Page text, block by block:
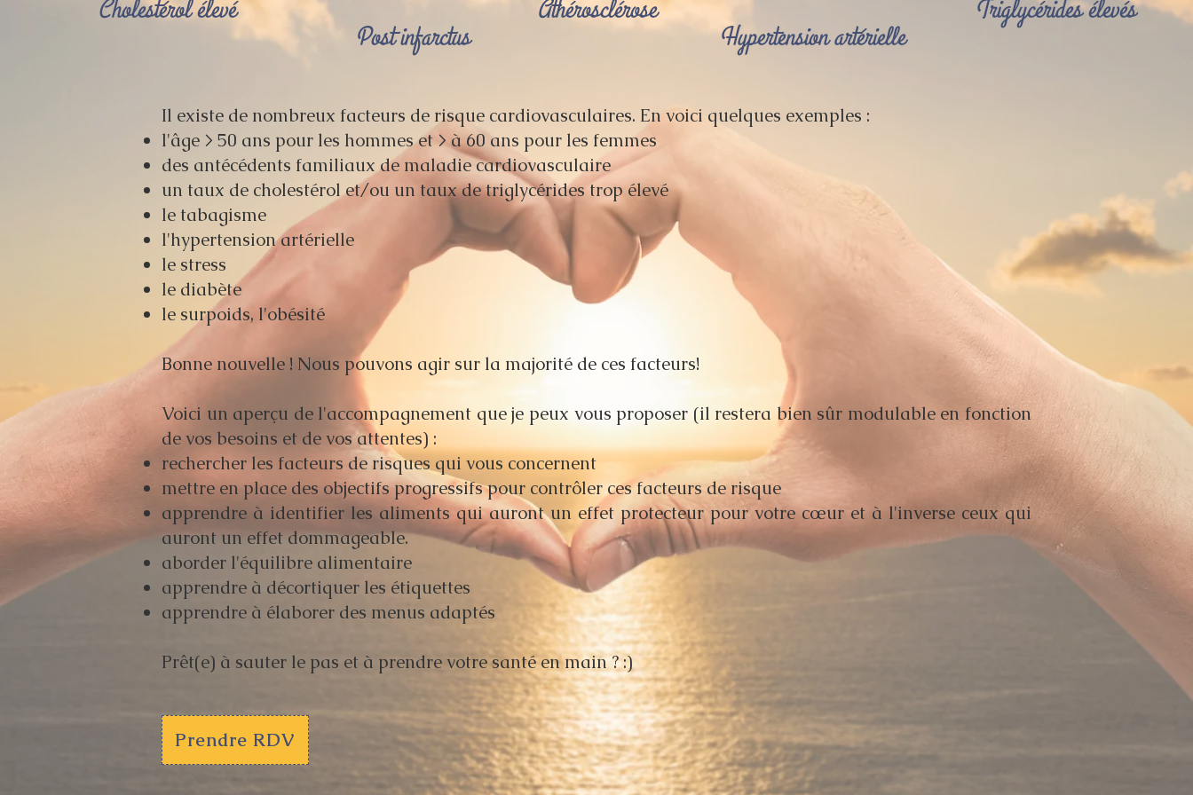
Cholestérol élevé
Post infarctus
Athérosclérose
Hypertension artérielle
Triglycérides élevés
Il existe de nombreux facteurs de risque cardiovasculaires. En voici quelques exemples :
l'âge > 50 ans pour les hommes et > à 60 ans pour les femmes
des antécédents familiaux de maladie cardiovasculaire
un taux de cholestérol et/ou un taux de triglycérides trop élevé
le tabagisme
l'hypertension artérielle
le stress
le diabète
le surpoids, l'obésité
Bonne nouvelle ! Nous pouvons agir sur la majorité de ces facteurs!
Voici un aperçu de l'accompagnement que je peux vous proposer (il restera bien sûr modulable en fonction
de vos besoins et de vos attentes) :
rechercher les facteurs de risques qui vous concernent
mettre en place des objectifs progressifs pour contrôler ces facteurs de risque
apprendre à identifier les aliments qui auront un effet protecteur pour votre cœur et à l'inverse ceux qui
auront un effet dommageable.
aborder l'équilibre alimentaire
apprendre à décortiquer les étiquettes
apprendre à élaborer des menus adaptés
Prêt(e) à sauter le pas et à prendre votre santé en main ? :)
Prendre RDV